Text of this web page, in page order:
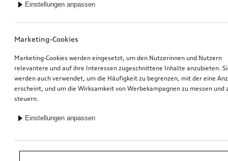
*Unverbindliche Preisempfehlung der Importeurin AMAG Import AG. Inkl.
gesetzlicher MwSt. Preise beim Audi Partner können abweichen; weitere
Einstellungen anpassen
Marketing-Cookies
Marketing-Cookies werden eingesetzt, um den Nutzerinnen und Nutzern
relevantere und auf ihre Interessen zugeschnittene Inhalte anzubieten.
werden auch verwendet, um die Häufigkeit zu begrenzen, mit der eine
erscheint, und um die Wirksamkeit von Werbekampagnen zu messen und
steuern.
Einstellungen anpassen